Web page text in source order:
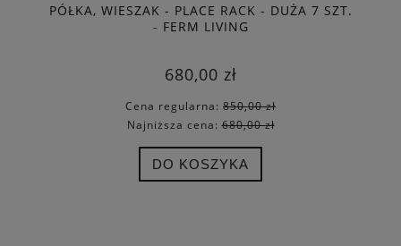
PÓŁKA, WIESZAK - PLACE RACK - DUŻA 7 SZT.
- FERM LIVING
680,00 zł
Cena regularna: 850,00 zł
Najniższa cena:680,00 zł
DO KOSZYKA